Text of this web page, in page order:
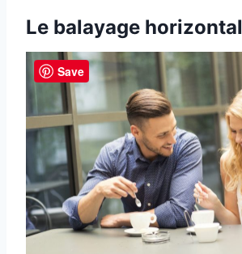
Le balayage horizontal
Save